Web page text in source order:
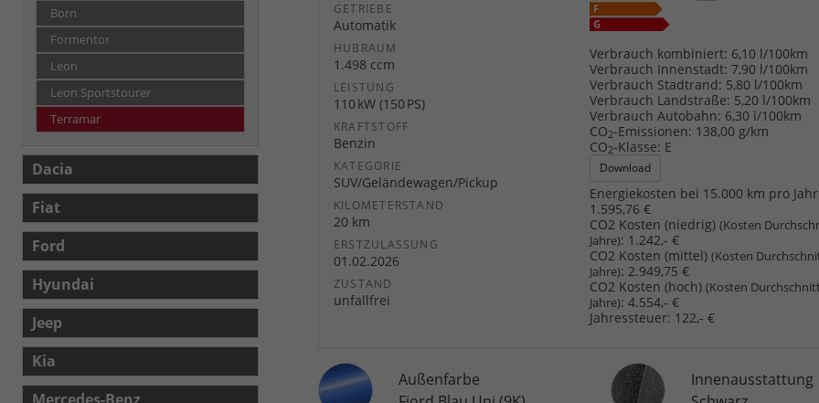
GETRIEBE
Automatik
HUBRAUM
1.498 ccm
LEISTUNG
110 kW (150 PS)
KRAFTSTOFF
Benzin
KATEGORIE
SUV/Geländewagen/Pickup
KILOMETERSTAND
20 km
ERSTZULASSUNG
01.02.2026
ZUSTAND
unfallfrei
Verbrauch kombiniert: 6,10 l/100km
Verbrauch Innenstadt: 7,90 l/100km
Verbrauch Stadtrand: 5,80 l/100km
Verbrauch Landstraße: 5,20 l/100km
Verbrauch Autobahn: 6,30 l/100km
CO2-Emissionen: 138,00 g/km
CO2-Klasse: E
Download
Energiekosten bei 15.000 km pro
1.595,76 €
CO2 Kosten (niedrig)(Kosten
Jahre): 1.242,- €
CO2 Kosten (mittel)(Kosten
Jahre): 2.949,75 €
CO2 Kosten (hoch)(Kosten
Jahre): 4.554,- €
Jahressteuer: 122,- €
Außenfarbe
InnenausstattungInnenausstattung
Born
Formentor
Leon
Leon Sportstourer
Terramar
Dacia
Fiat
Ford
Hyundai
Jeep
Kia